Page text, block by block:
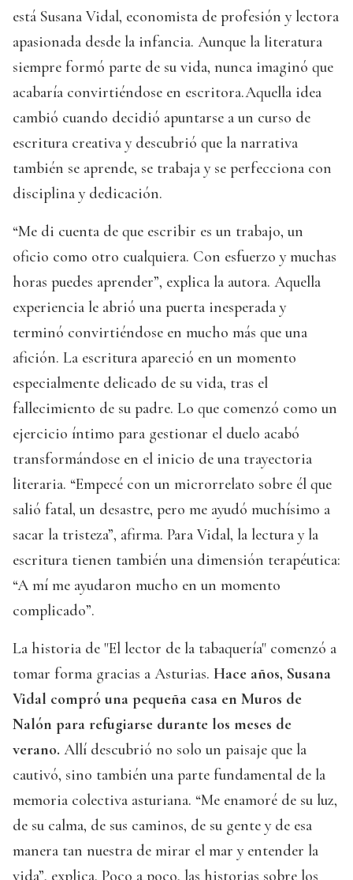
está Susana Vidal, economista de profesión y lectora
apasionada desde la infancia. Aunque la literatura
siempre formó parte de su vida, nunca imaginó que
acabaría convirtiéndose en escritora.Aquella idea
cambió cuando decidió apuntarse a un curso de
escritura creativa y descubrió que la narrativa
también se aprende, se trabaja y se perfecciona con
disciplina y dedicación.
“Me di cuenta de que escribir es un trabajo, un
oficio como otro cualquiera. Con esfuerzo y muchas
horas puedes aprender”, explica la autora. Aquella
experiencia le abrió una puerta inesperada y
terminó convirtiéndose en mucho más que una
afición. La escritura apareció en un momento
especialmente delicado de su vida, tras el
fallecimiento de su padre. Lo que comenzó como un
ejercicio íntimo para gestionar el duelo acabó
transformándose en el inicio de una trayectoria
literaria. “Empecé con un microrrelato sobre él que
salió fatal, un desastre, pero me ayudó muchísimo a
sacar la tristeza”, afirma. Para Vidal, la lectura y la
escritura tienen también una dimensión terapéutica:
“A mí me ayudaron mucho en un momento
complicado”.
La historia de "El lector de la tabaquería" comenzó a
tomar forma gracias a Asturias. Hace años, Susana
Vidal compró una pequeña casa en Muros de
Nalón para refugiarse durante los meses de
verano. Allí descubrió no solo un paisaje que la
cautivó, sino también una parte fundamental de la
memoria colectiva asturiana. “Me enamoré de su luz,
de su calma, de sus caminos, de su gente y de esa
manera tan nuestra de mirar el mar y entender la